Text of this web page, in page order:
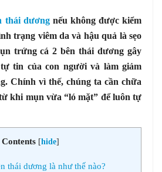
thái dươngnếu không được kiểm
trạng viêm da và hậu quả là sẹo
trứng cá 2 bên thái dương gây
tin của con người và làm giảm
Chính vì thế, chúng ta cần chữa
khi mụn vừa “ló mặt” để luôn tự
Contents [hide]
thái dương là như thế nào?